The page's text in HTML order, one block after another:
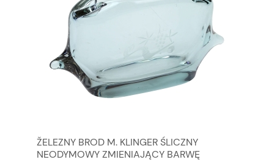
ŽELEZNY BROD M. KLINGER ŚLICZNY
NEODYMOWY ZMIENIAJĄCY BARWĘ